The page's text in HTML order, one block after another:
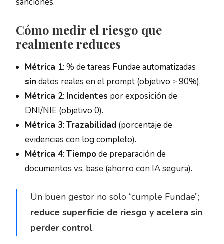
Cómo medir el riesgo que
realmente reduces
Métrica 1: % de tareas Fundae automatizadas
sin datos reales en el prompt (objetivo ≥ 90%).
Métrica 2: Incidentes por exposición de
DNI/NIE (objetivo 0).
Métrica 3: Trazabilidad (porcentaje de
evidencias con log completo).
Métrica 4: Tiempode preparación de
documentos vs. base (ahorro con IA segura).
Un buen gestor no solo “cumple Fundae”;
reduce superficie de riesgo y acelera sin
perder control.